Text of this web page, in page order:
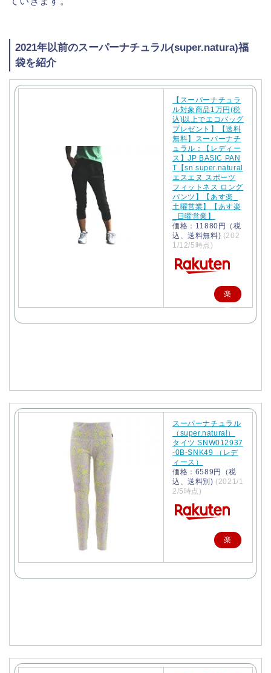
2021年以前のスーパーナチュラル(super.natura)福
袋を紹介
【スーパーナチュラ
ル対象商品1万円(税
込)以上でエコバッグ
プレゼント】【送料
無料】スーパーナチ
ュラル：【レディー
ス】JP BASIC PAN
T【sn super.natural
エスエヌ スポーツ
フィットネス ロング
パンツ】【あす楽_
土曜営業】【あす楽
_日曜営業】
価格：11880円（税
込、送料無料) (202
1/12/5時点)
楽
天
スーパーナチュラル
（super.natural）
タイツ SNW012937
-0B-SNK49 （レデ
ィース）
価格：6589円（税
込、送料別) (2021/1
2/5時点)
楽